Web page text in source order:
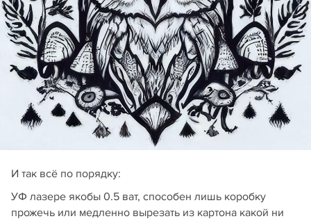
И так всё по порядку:
УФ лазере якобы 0.5 ват, способен лишь коробку
прожечь или медленно вырезать из картона какой ни